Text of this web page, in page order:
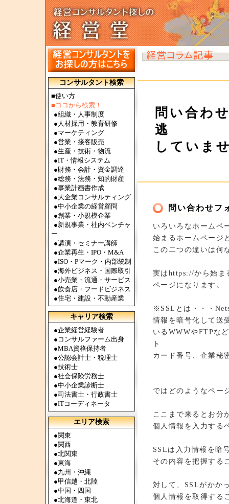
コンサルタント検索
■使い方
■ココから検索！
●組織・人事制度
● 人材採用・教育研修
●マーケティング
●営業・接客販売
●生産・技術・物流
●IT・情報システム
●財務・会計・資金調達
●総務・法務・知的財産
●事業計画書作成
●大企業コンサルティング
●中小企業の経営顧問
●創業・小規模企業
●新規事業・社内ベンチャ
ー
●講演・セミナー講師
●企業再生・IPO・M&A
●ISO・Pマーク・内部統制
●海外ビジネス・国際取引
●小売業・流通・サービス
●飲食店・フードビジネス
●住宅・建設・不動産業
キャリア検索
●企業経営経験者
● コンサルファーム出身
●MBA資格保持者
●公認会計士・税理士
●技術士
●社会保険労務士
●中小企業診断士
●司法書士・行政書士
●ITコーディネータ
エリア検索
●関東
●関西
●北関東
●東海
●九州・沖縄
●甲信越・北陸
●中国・四国
●北海道・東北
問い合わ
逃
していま
問い合わせフ
いろいろなホームペ
始まるホームページ
この二つの違いは何
実はhttps://から始ま
ページになります。
※SSLとは・・・
情報を暗号化して送
いるWWWやFTPな
ト
カード番号、企業秘
ではどのようなペー
ここまで来るとお分
個人情報を入力する
SSLは入力情報を暗
その内容を把握する
対して、SSLがかか
個人情報を取得する